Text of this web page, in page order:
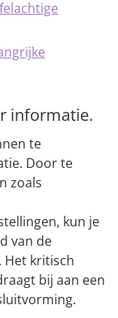
informatie.
te
Door te
zoals
kun je
van de
Het kritisch
bij aan een